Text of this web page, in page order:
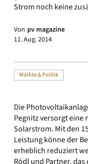
Strom noch keine
Von pv magazine
11. Aug. 2014
Märkte & Politik
Die
Pegnitz versorgt eine
Solarstrom. Mit den
Leistung könne der
erheblich reduziert
Rödl und Partner,